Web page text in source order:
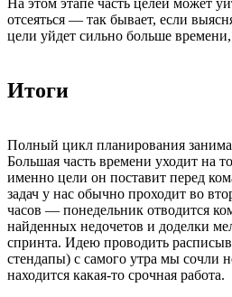
отсеяться — так бывает, если
цели уйдет сильно больше
Итоги
Полный цикл планирования
Большая часть времени уходит на
именно цели он поставит перед
задач у нас обычно проходит во
часов — понедельник отводится
найденных недочетов и доделки
спринта. Идею проводить
стендапы) с самого утра мы сочли
находится какая-то срочная работа.